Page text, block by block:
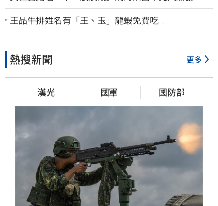
股這族群全面噴出
王品牛排姓名有「王、玉」龍蝦免費吃！
熱搜新聞 更多
漢光 國軍 國防部